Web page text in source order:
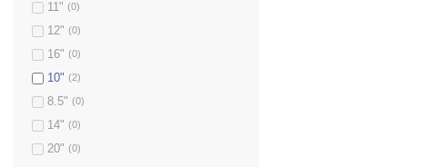
11" (0)
12" (0)
16" (0)
10" (2)
8.5" (0)
14" (0)
20" (0)